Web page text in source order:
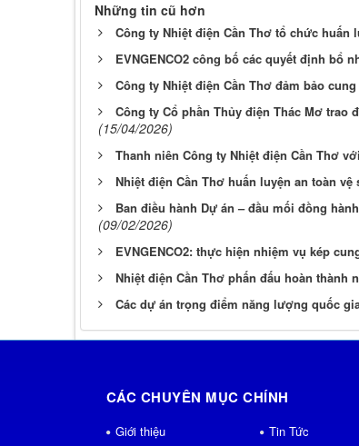
Những tin cũ hơn
Công ty Nhiệt điện Cần Thơ tổ chức huấn
EVNGENCO2 công bố các quyết định bổ
Công ty Nhiệt điện Cần Thơ đảm bảo
Công ty Cổ phần Thủy điện Thác Mơ trao
(15/04/2026)
Thanh niên Công ty Nhiệt điện Cần Thơ
Nhiệt điện Cần Thơ huấn luyện an toàn
Ban điều hành Dự án – đầu mối đồng
(09/02/2026)
EVNGENCO2: thực hiện nhiệm vụ kép
Nhiệt điện Cần Thơ phấn đấu hoàn thành
Các dự án trọng điểm năng lượng quốc
CÁC CHUYÊN MỤC CHÍNH
Giới thiệu Tin Tức